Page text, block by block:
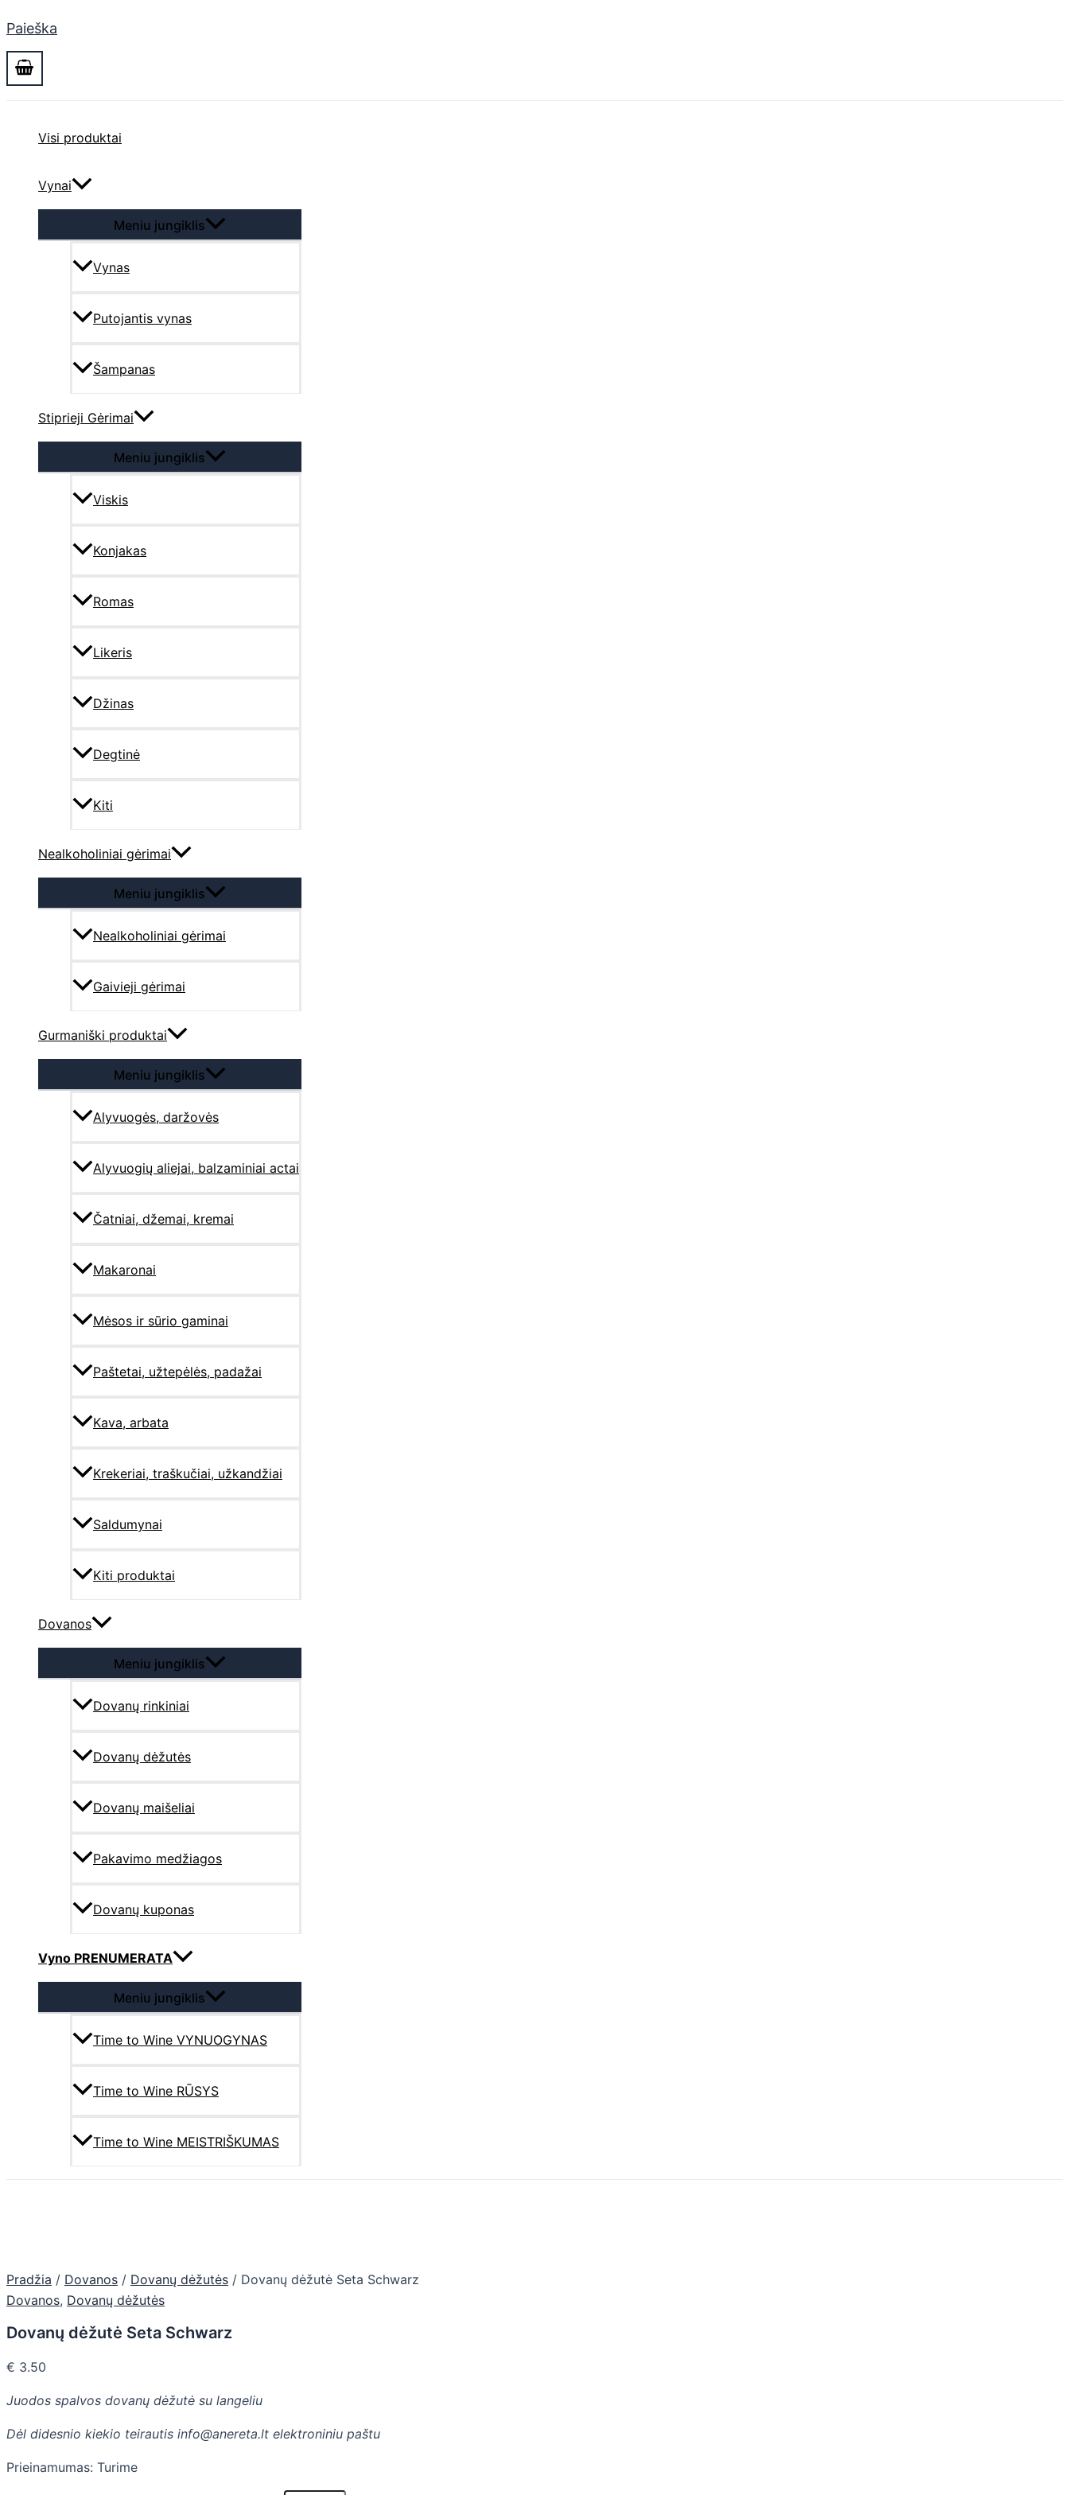
Paieška
Visi produktai
Vynai
Meniu jungiklis
Vynas
Putojantis vynas
Šampanas
Stiprieji Gėrimai
Meniu jungiklis
Viskis
Konjakas
Romas
Likeris
Džinas
Degtinė
Kiti
Nealkoholiniai gėrimai
Meniu jungiklis
Nealkoholiniai gėrimai
Gaivieji gėrimai
Gurmaniški produktai
Meniu jungiklis
Alyvuogės, daržovės
Alyvuogių aliejai, balzaminiai actai
Čatniai, džemai, kremai
Makaronai
Mėsos ir sūrio gaminai
Paštetai, užtepėlės, padažai
Kava, arbata
Krekeriai, traškučiai, užkandžiai
Saldumynai
Kiti produktai
Dovanos
Meniu jungiklis
Dovanų rinkiniai
Dovanų dėžutės
Dovanų maišeliai
Pakavimo medžiagos
Dovanų kuponas
Vyno PRENUMERATA
Meniu jungiklis
Time to Wine VYNUOGYNAS
Time to Wine RŪSYS
Time to Wine MEISTRIŠKUMAS
Pradžia / Dovanos / Dovanų dėžutės / Dovanų dėžutė Seta Schwarz
Dovanos, Dovanų dėžutės
Dovanų dėžutė Seta Schwarz
€ 3.50
Juodos spalvos dovanų dėžutė su langeliu
Dėl didesnio kiekio teirautis info@anereta.lt elektroniniu paštu
Prieinamumas: Turime